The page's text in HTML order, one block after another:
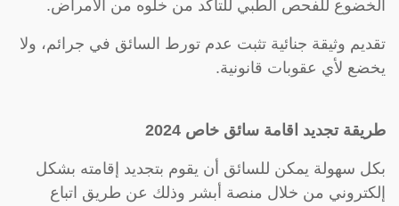
الخضوع للفحص الطبي للتأكد من خلوه من الأمراض.
تقديم وثيقة جنائية تثبت عدم تورط السائق في جرائم، ولا
يخضع لأي عقوبات قانونية.
طريقة تجديد اقامة سائق خاص 2024
بكل سهولة يمكن للسائق أن يقوم بتجديد إقامته بشكل
إلكتروني من خلال منصة أبشر وذلك عن طريق اتباع